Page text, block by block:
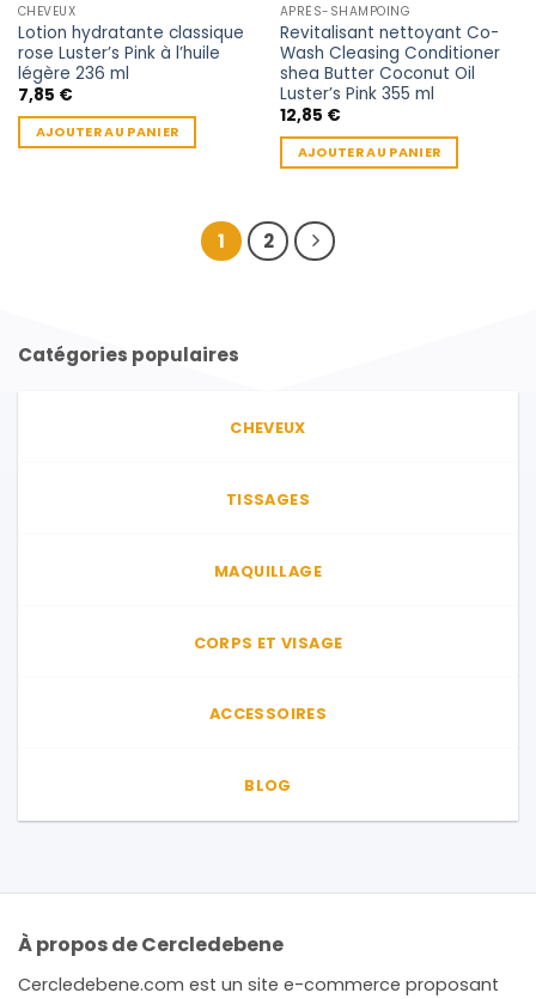
du
produit
page
du
produit
CHEVEUX
Lotion hydratante classique
rose Luster’s Pink à l’huile
légère 236 ml
7,85 €
AJOUTER AU PANIER
APRÈS-SHAMPOING
Revitalisant nettoyant Co-
Wash Cleasing Conditioner
shea Butter Coconut Oil
Luster’s Pink 355 ml
12,85 €
AJOUTER AU PANIER
1 2
Catégories populaires
CHEVEUX
TISSAGES
MAQUILLAGE
CORPS ET VISAGE
ACCESSOIRES
BLOG
À propos de Cercledebene
Cercledebene.com est un site e-commerce proposant